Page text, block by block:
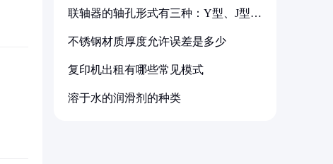
联轴器的轴孔形式有三种：Y型、J型、
不锈钢材质厚度允许误差是多少
复印机出租有哪些常见模式
溶于水的润滑剂的种类